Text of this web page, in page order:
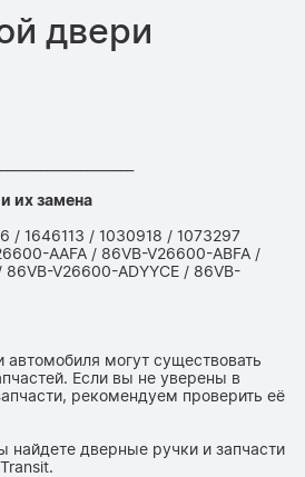
двери
их замена
/ 1646113 / 1030918 / 1073297
AAFA / 86VB-V26600-ABFA /
86VB-V26600-ADYYCE / 86VB-
могут существовать
Если вы не уверены в
рекомендуем проверить её
найдете дверные ручки и запчасти